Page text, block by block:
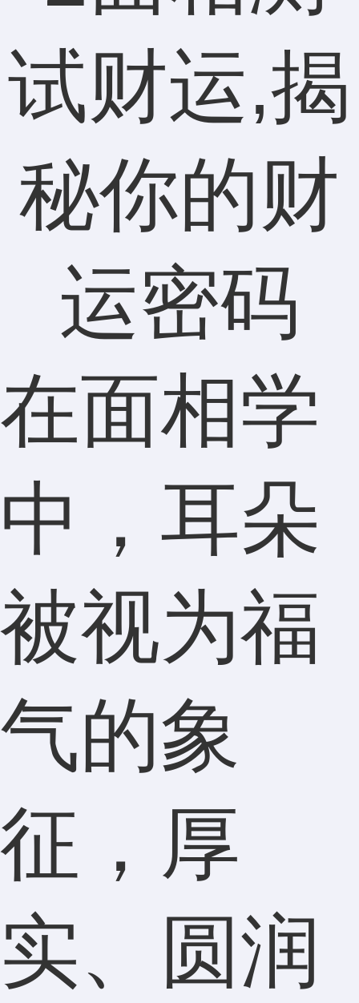
在面相学
中，耳朵
被视为福
气的象
征，厚
实、圆润